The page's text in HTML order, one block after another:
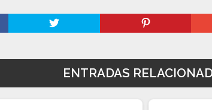
ENTRADAS